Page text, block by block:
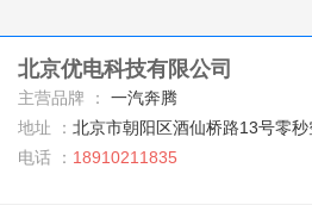
北京优电科技有限公司
主营品牌 ：
一汽奔腾
地址 ： 北京市朝阳区酒仙桥路13号零
电话 ： 18910211835